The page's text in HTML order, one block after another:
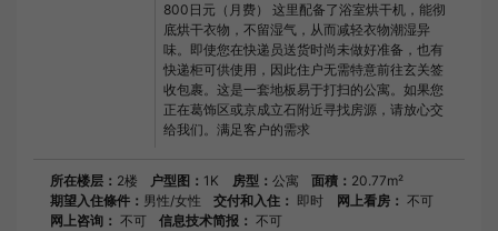
800日元（月费） 这里配备了浴室烘干机，能彻
底烘干衣物，不留湿气，从而减轻衣物潮湿异
味。即使您在快递员送货时尚未做好准备，也有
快递柜可供使用，因此住户无需特意前往玄关签
收包裹。这是一套地板易于打扫的公寓。如果您
正在葛饰区或京成立石附近寻找房源，请放心交
给我们。满足客户的需求
所在楼层： 2楼 户型图： 1K 房型： 公寓 面積： 20.77m²
期望入住條件： 男性/女性 交付和入住： 即时 网上看房： 不可
网上咨询： 不可 信息技术简报： 不可